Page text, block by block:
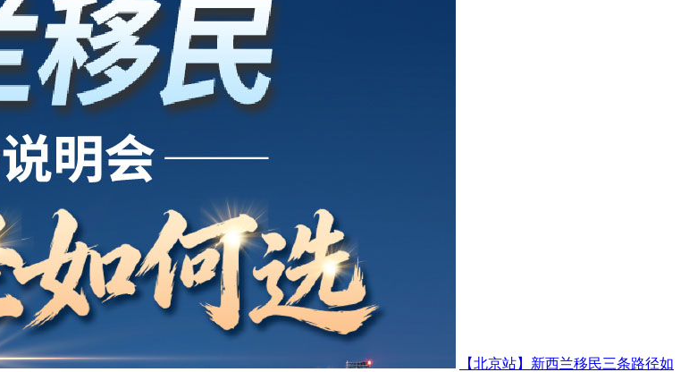
澳洲
加拿大
亚洲
海房
开户
安家
案例
鑫海
【北京站】新西兰移民三条路径如